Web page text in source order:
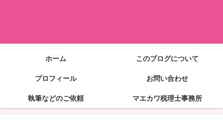
ホーム このブログについて
プロフィール お問い合わせ
執筆などのご依頼 マエカワ税理士事務所